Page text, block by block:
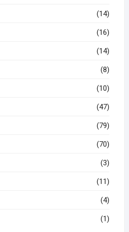
(14)
(16)
(14)
(8)
(10)
(47)
(79)
(70)
(3)
(11)
(4)
(1)